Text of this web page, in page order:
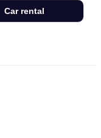
Car rental